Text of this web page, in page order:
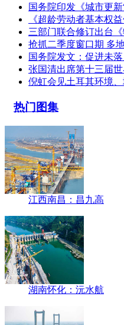
国务院印发《城市更新
《超龄劳动者基本权
三部门联合修订出台《
抢抓二季度窗口期 多
国务院发文：促进未
张国清出席第十三届
倪虹会见土耳其环境
热门图集
江西南昌：昌九高
湖南怀化：沅水航